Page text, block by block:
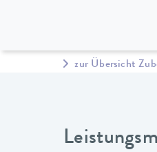
zur Übersicht